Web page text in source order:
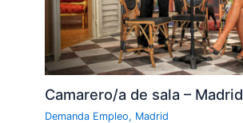
Camarero/a de sala – Madrid
Demanda Empleo, Madrid